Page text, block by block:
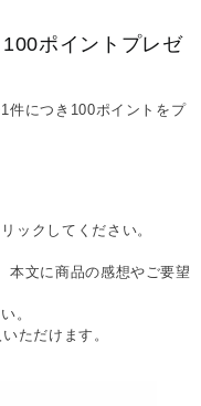
ポイントプレゼ
件につき100ポイントをプ
ックしてください。
本文に商品の感想やご要望
。
ただけます。